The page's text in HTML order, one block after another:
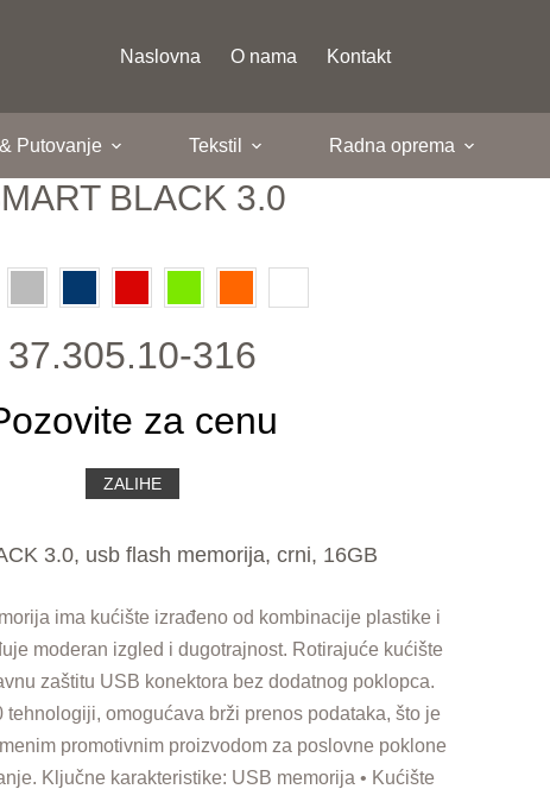
Naslovna O nama Kontakt
Putovanje Tekstil Radna oprema
BLACK 3.0
37.305.10-316
za cenu
ZALIHE
3.0, usb flash memorija, crni, 16GB
ima kućište izrađeno od kombinacije plastike i
moderan izgled i dugotrajnost. Rotirajuće kućište
zaštitu USB konektora bez dodatnog poklopca.
omogućava brži prenos podataka, što je
promotivnim proizvodom za poslovne poklone
Ključne karakteristike: USB memorija • Kućište